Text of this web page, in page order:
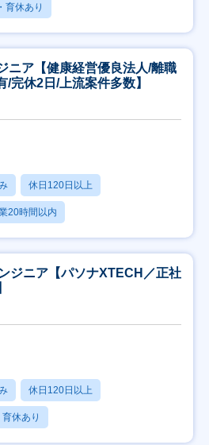
育休あり
ア【健康経営優良法人/離職
完休2日/上流案件多数】
休日120日以上
20時間以内
ジニア【パソナXTECH／正社
休日120日以上
休あり